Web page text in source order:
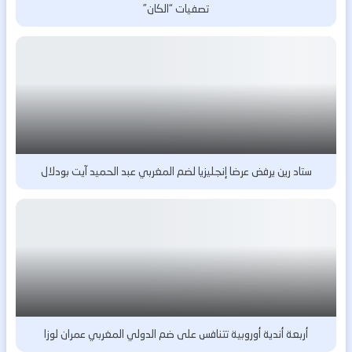
تصفيات “الكان”
ستاد رين يرفض عرضا إنجليزيا لضم المغربي عبد الحميد آيت بودلال
أربعة أندية أوروبية تتنافس على ضم الدولي المغربي عمران لوزا